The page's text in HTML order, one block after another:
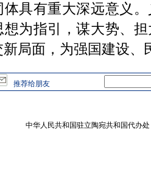
体具有重大深远意义
想为指引，谋大势、
新局面，为强国建设
推荐给朋友
中华人民共和国驻立陶宛共和国代办处